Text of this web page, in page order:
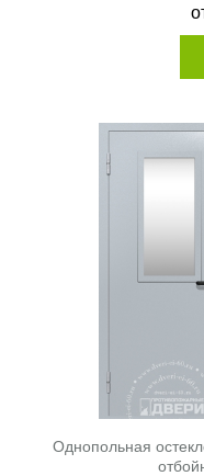
Однопольная